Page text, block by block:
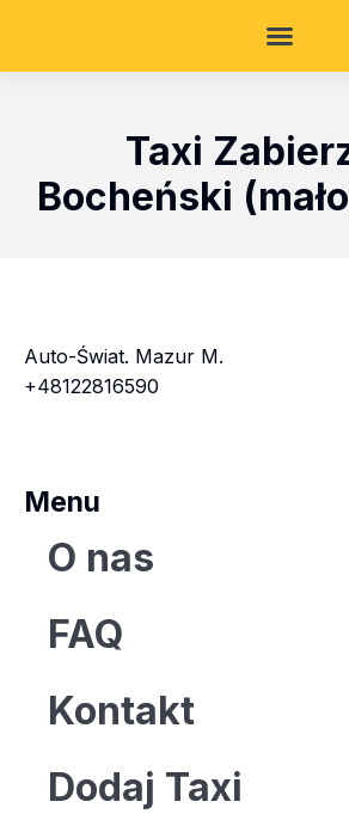
Taxi
Bocheński
Auto-Świat. Mazur M.
+48122816590
Menu
O nas
FAQ
Kontakt
Dodaj Taxi